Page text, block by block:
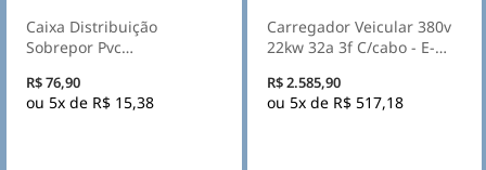
Caixa Distribuição
Sobrepor Pvc
Embutes Ip55 Tampa
Opaca - Steck
R$ 76,90
5x de R$ 15,38
Carregador Veicular 380v
22kw 32a 3f C/cabo - E-
R$ 2.585,90
5x de R$ 517,18